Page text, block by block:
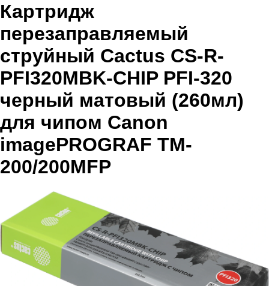
Картридж
перезаправляемый
струйный Cactus CS-R-
PFI320MBK-CHIP PFI-320
черный матовый (260мл)
для чипом Canon
imagePROGRAF TM-
200/200MFP